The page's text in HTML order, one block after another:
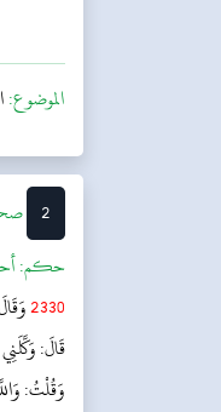
الموضوع:
2
حکم:
2330
قَالَ:
وَقُلْتُ: